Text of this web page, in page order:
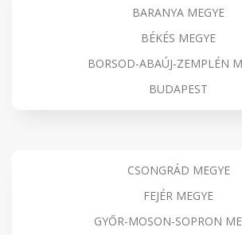
BARANYA MEGYE
BÉKÉS MEGYE
BORSOD-ABAÚJ-ZEMPLÉN
BUDAPEST
CSONGRÁD MEGYE
FEJÉR MEGYE
GYŐR-MOSON-SOPRON